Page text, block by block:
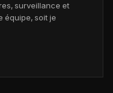
surveillance et
équipe, soit je